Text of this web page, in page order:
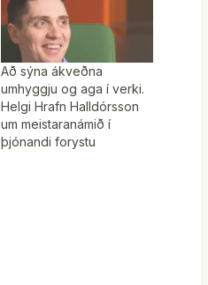
Að sýna ákveðna
umhyggju og aga í verki.
Helgi Hrafn Halldórsson
um meistaranámið í
þjónandi forystu